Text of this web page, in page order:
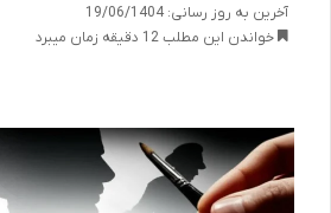
آخرین به روز رسانی: 19/06/1404
خواندن این مطلب 12 دقیقه زمان میبرد